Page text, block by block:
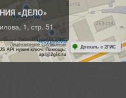
«ДЕЛО»
1, стр. 51
Работает на API 2ГИС
Лицензионное соглашение
API нужен ключ. Помощь:
api@2gis.ru
Доехать с 2ГИС